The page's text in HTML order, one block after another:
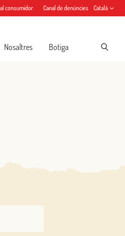
consumidor Canal de denúncies Català
Nosaltres Botiga